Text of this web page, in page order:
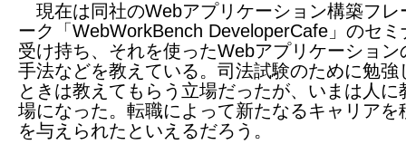
現在は同社のWebアプリケーション構築フレ
ーク「WebWorkBench DeveloperCafe」のセミ
受け持ち、それを使ったWebアプリケーション
手法などを教えている。司法試験のために勉強
ときは教えてもらう立場だったが、いまは人に
場になった。転職によって新たなるキャリアを
を与えられたといえるだろう。